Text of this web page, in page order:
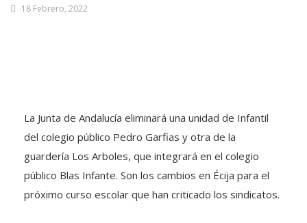
18 Febrero, 2022
La Junta de Andalucía eliminará una unidad de Infantil
del colegio público Pedro Garfias y otra de la
guardería Los Arboles, que integrará en el colegio
público Blas Infante. Son los cambios en Écija para el
próximo curso escolar que han criticado los sindicatos.